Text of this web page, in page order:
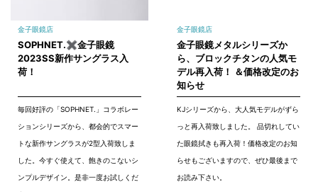
金子眼鏡店
SOPHNET.✖金子眼鏡
2023SS新作サングラス入
荷！
毎回好評の「SOPHNET.」コラボレー
ションシリーズから、都会的でスマー
トな新作サングラスが2型入荷致しま
した。今すぐ使えて、飽きのこないシ
ンプルデザイン。是非一度お試しくだ
金子眼鏡店
金子眼鏡メタルシリーズか
ら、ブロックチタンの人気モ
デル再入荷！ ＆価格改定のお
知らせ
KJシリーズから、大人気モデルがずら
っと再入荷致しました。 品切れしてい
た眼鏡拭きも再入荷！価格改定のお知
らせもございますので、ぜひ最後まで
お読み下さい。